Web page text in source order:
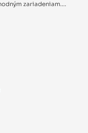
zariadeniam....